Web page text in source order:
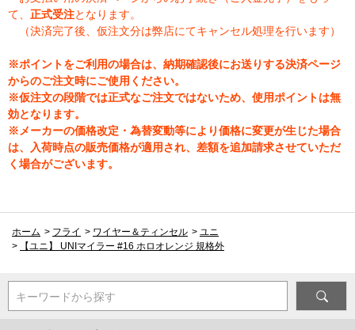
て、 正式受注となります。
（決済完了後、仮注文分は弊店にてキャンセル処理を行います）
※ポイントをご利用の場合は、納期確認後にお送りする決済ページ
からのご注文時にご使用ください。
※仮注文の段階では正式なご注文ではないため、使用ポイントは無
効となります。
※メーカーの価格改定・為替変動等により価格に変更が生じた場合
は、入荷時点の販売価格が適用され、差額を追加請求させていただ
く場合がございます。
ホーム > フライ > ワイヤー＆ティンセル > ユニ
>
【ユニ】 UNIマイラー #16 ホロオレンジ 規格外
キーワードから探す